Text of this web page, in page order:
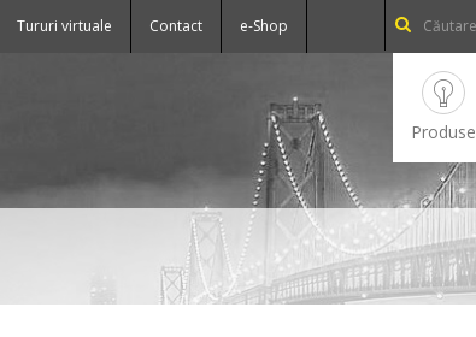
Tururi virtuale Contact e-Shop
Produse